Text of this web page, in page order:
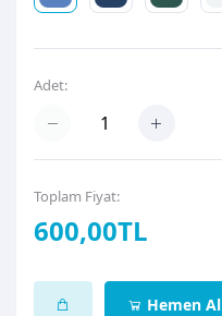
Adet:
Toplam Fiyat:
600,00TL
Hemen Al